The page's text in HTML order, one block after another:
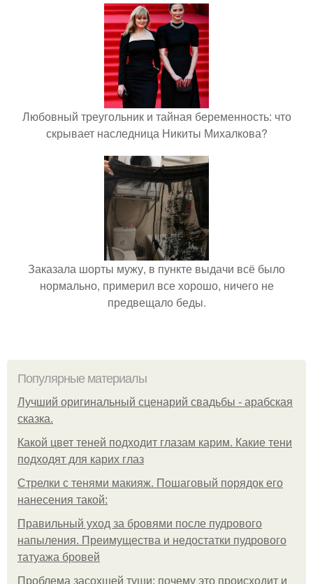
Любовный треугольник и тайная беременность: что
скрывает наследница Никиты Михалкова?
Заказала шорты мужу, в пункте выдачи всё было
нормально, примерил все хорошо, ничего не
предвещало беды.
Популярные материалы
Лучший оригинальный сценарий свадьбы - арабская
сказка.
Какой цвет теней подходит глазам карим. Какие тени
подходят для карих глаз
Стрелки с тенями макияж. Пошаговый порядок его
нанесения такой:
Правильный уход за бровями после пудрового
напыления. Преимущества и недостатки пудрового
татуажа бровей
Проблема засохшей туши: почему это происходит и